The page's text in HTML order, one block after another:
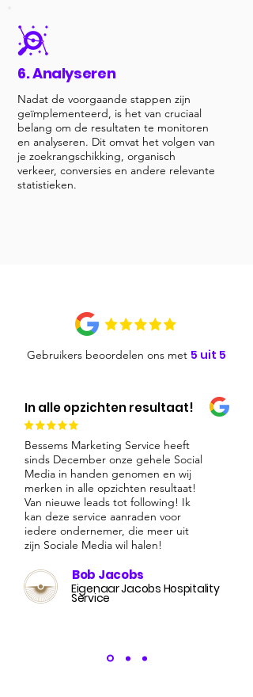
6. Analyseren
Nadat de voorgaande stappen zijn
geïmplementeerd, is het van cruciaal
belang om de resultaten te monitoren
en analyseren. Dit omvat het volgen van
je zoekrangschikking, organisch
verkeer, conversies en andere relevante
statistieken.
Gebruikers beoordelen ons met 5 uit 5
In alle opzichten resultaat!
Bessems Marketing Service heeft
sinds December onze gehele Social
Media in handen genomen en wij
merken in alle opzichten resultaat!
Van nieuwe leads tot following! Ik
kan deze service aanraden voor
iedere ondernemer, die meer uit
zijn Sociale Media wil halen!
Bob Jacobs
Eigenaar Jacobs Hospitality
Service